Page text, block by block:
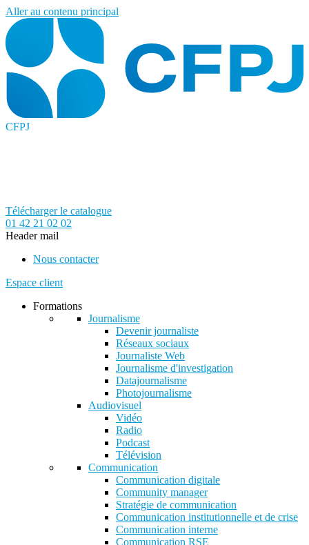
Aller au contenu principal
CFPJ
Télécharger le catalogue
01 42 21 02 02
Header mail
Nous contacter
Espace client
Formations
Journalisme
Devenir journaliste
Réseaux sociaux
Journaliste Web
Journalisme d'investigation
Datajournalisme
Photojournalisme
Audiovisuel
Vidéo
Radio
Podcast
Télévision
Communication
Communication digitale
Community manager
Stratégie de communication
Communication institutionnelle et de crise
Communication interne
Communication RSE